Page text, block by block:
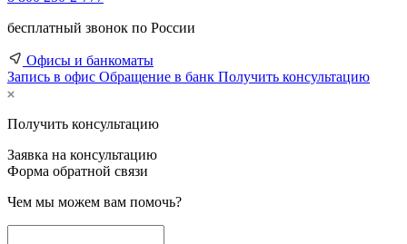
бесплатный звонок по России
Офисы и банкоматы
Запись в офис Обращение в банк Получить консультацию
Получить консультацию
Заявка на консультацию
Форма обратной связи
Чем мы можем вам помочь?